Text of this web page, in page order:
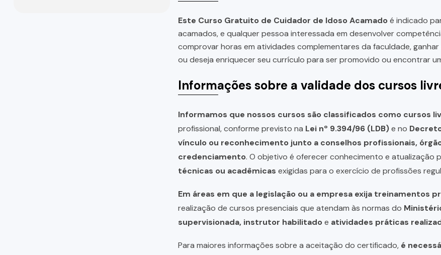
Este Curso Gratuito de Cuidador de Idoso Acamadoé indicado
acamados, e qualquer pessoa interessada em desenvolver
comprovar horas em atividades complementares da faculdade,
ou deseja enriquecer seu currículo para ser promovido ou encontrar
Informações sobre a validade dos cursos
Informamos que nossos cursos são classificados como cursos
profissional, conforme previsto na Lei nº 9.394/96 (LDB)e no
vínculo ou reconhecimento junto a conselhos profissionais,
credenciamento. O objetivo é oferecer conhecimento e atualização
técnicas ou acadêmicas exigidas para o exercício de profissões
Em áreas em que a legislação ou a empresa exija treinamentos
realização de cursos presenciais que atendam às normas do
supervisionada, instrutor habilitadoe atividades práticas
Para maiores informações sobre a aceitação do certificado, é